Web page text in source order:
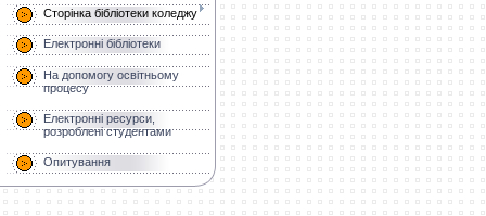
Сторінка бібліотеки коледжу
Електронні бібліотеки
На допомогу освітньому
процесу
Електронні ресурси,
розроблені студентами
Опитування